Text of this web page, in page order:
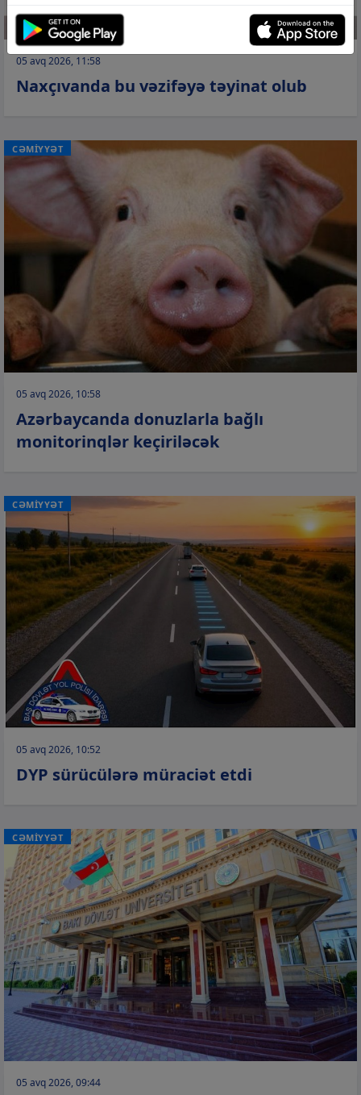
05 avq 2026, 11:58
Naxçıvanda bu vəzifəyə təyinat olub
CƏMİYYƏT
05 avq 2026, 10:58
Azərbaycanda donuzlarla bağlı
monitorinqlər keçiriləcək
CƏMİYYƏT
05 avq 2026, 10:52
DYP sürücülərə müraciət etdi
CƏMİYYƏT
05 avq 2026, 09:44